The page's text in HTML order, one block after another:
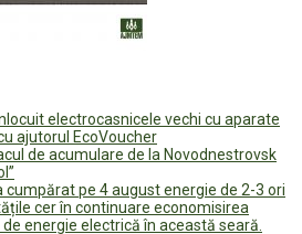
electrocasnicele vechi cu aparate
ajutorul EcoVoucher
de acumulare de la Novodnestrovsk
cumpărat pe 4 august energie de 2-3 ori
cer în continuare economisirea
energie electrică în această seară.